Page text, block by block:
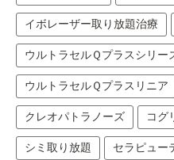
イボレーザー取り放題治療
ウルトラセルＱプラスシリー
ウルトラセルＱプラスリニア
クレオパトラノーズ コグ
シミ取り放題 セラピュー